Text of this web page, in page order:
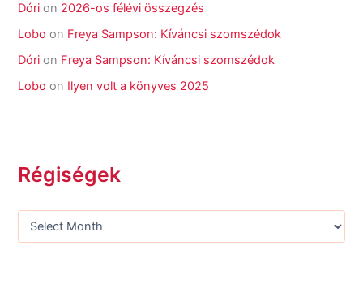
Dóri on 2026-os félévi összegzés
Lobo on Freya Sampson: Kíváncsi szomszédok
Dóri on Freya Sampson: Kíváncsi szomszédok
Lobo on Ilyen volt a könyves 2025
Régiségek